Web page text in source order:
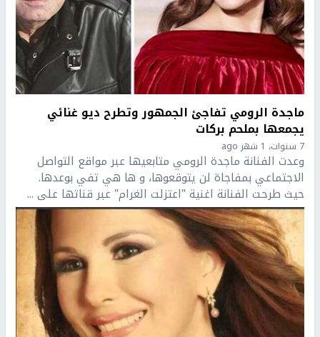
ماجدة الرومي تفاجئ الجمهور وتطرح ديو غنائي
يجمعها بملحم بركات
7 سنوات، 1 شهر ago
وعدت الفنانة ماجدة الرومي متابعيها عبر مواقع التواصل
الاجتماعي بمفاجاة لن يتوقعوها، و ها هي تفي بوعدها.
حيث طرحت الفنانة اغنية "اعتزلت الغرام" عبر قناتها على ...